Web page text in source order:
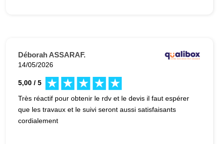
Déborah ASSARAF.
14/05/2026
5,00 / 5
Très réactif pour obtenir le rdv et le devis il faut espérer
que les travaux et le suivi seront aussi satisfaisants
cordialement